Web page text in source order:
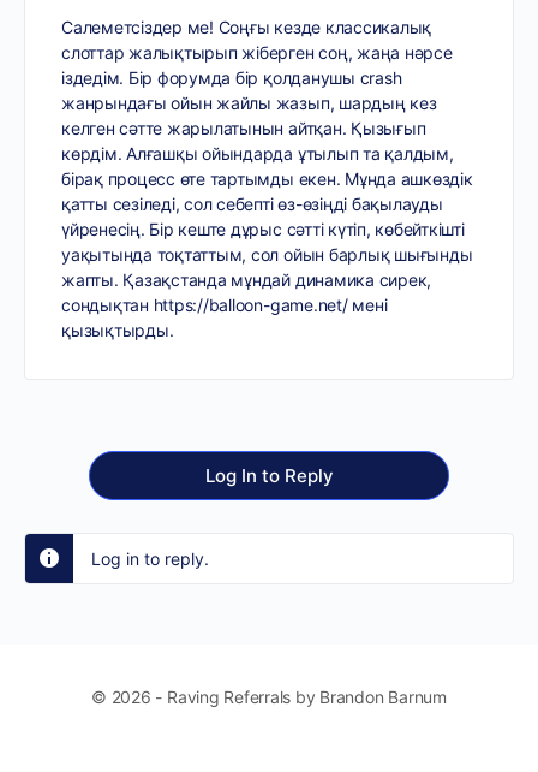
Салеметсіздер ме! Соңғы кезде классикалық
слоттар жалықтырып жіберген соң, жаңа нәрсе
іздедім. Бір форумда бір қолданушы crash
жанрындағы ойын жайлы жазып, шардың кез
келген сәтте жарылатынын айтқан. Қызығып
көрдім. Алғашқы ойындарда ұтылып та қалдым,
бірақ процесс өте тартымды екен. Мұнда ашкөздік
қатты сезіледі, сол себепті өз-өзіңді бақылауды
үйренесің. Бір кеште дұрыс сәтті күтіп, көбейткішті
уақытында тоқтаттым, сол ойын барлық шығынды
жапты. Қазақстанда мұндай динамика сирек,
сондықтан https://balloon-game.net/мені
қызықтырды.
Log In to Reply
Log in to reply.
© 2026 - Raving Referrals by Brandon Barnum